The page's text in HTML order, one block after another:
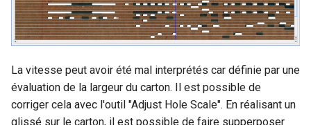
La vitesse peut avoir été mal interprétés car définie par une
évaluation de la largeur du carton. Il est possible de
corriger cela avec l'outil "Adjust Hole Scale". En réalisant un
glissé sur le carton, il est possible de faire supperposer